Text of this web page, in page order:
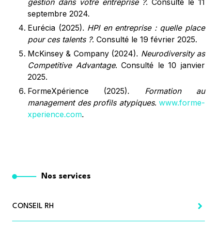
gestion dans votre entreprise ?. Consulté le 11
septembre 2024.
Eurécia (2025). HPI en entreprise : quelle place
pour ces talents ?. Consulté le 19 février 2025.
McKinsey & Company (2024). Neurodiversity as
Competitive Advantage. Consulté le 10 janvier
2025.
FormeXpérience (2025). Formation au
management des profils atypiques. www.forme-
xperience.com.
Nos services
CONSEIL RH